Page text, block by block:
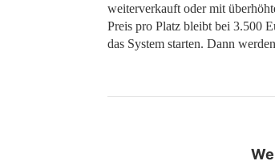
weiterverkauft oder mit
Preis pro Platz bleibt bei 3.500
das System starten. Dann